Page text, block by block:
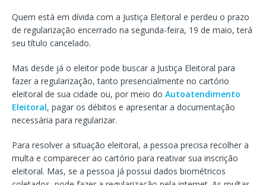
Quem está em dívida com a Justiça Eleitoral e perdeu o prazo
de regularização encerrado na segunda-feira, 19 de maio, terá
seu título cancelado.
Mas desde já o eleitor pode buscar a Justiça Eleitoral para
fazer a regularização, tanto presencialmente no cartório
eleitoral de sua cidade ou, por meio do Autoatendimento
Eleitoral, pagar os débitos e apresentar a documentação
necessária para regularizar.
Para resolver a situação eleitoral, a pessoa precisa recolher a
multa e comparecer ao cartório para reativar sua inscrição
eleitoral. Mas, se a pessoa já possui dados biométricos